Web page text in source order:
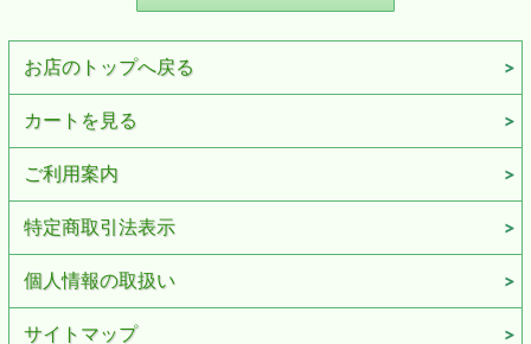
お店のトップへ戻る
カートを見る
ご利用案内
特定商取引法表示
個人情報の取扱い
サイトマップ